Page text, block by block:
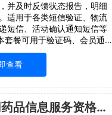
并及时反馈状态报告，明细
适用于各类短信验证、物流
短信、活动确认通知短信等
套餐可用于验证码、会员通知
信（不能含有营销属性）；
的通知短信不适用于本套
要，请联系客户经理进行咨
查看
互联网药品信息服务资格证书